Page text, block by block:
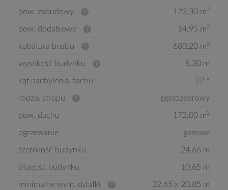
pow. zabudowy 123,30 m2
pow. dodatkowe 14,95 m2
kubatura brutto 680,20 m3
wysokość budynku 8,30 m
kąt nachylenia dachu 22 °
rodzaj stropu gęstożebrowy
pow. dachu 172,00 m2
ogrzewanie gazowe
szerokość budynku 24,66 m
długość budynku 10,65 m
minimalne wym. działki 32,65 x 20,85 m